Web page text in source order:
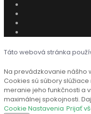
Táto webová stránka
Na prevádzkovanie nášho
Cookies sú súbory
meranie jeho funkčnosti a
maximálnej spokojnosti.
Cookie Nastavenia Prijať